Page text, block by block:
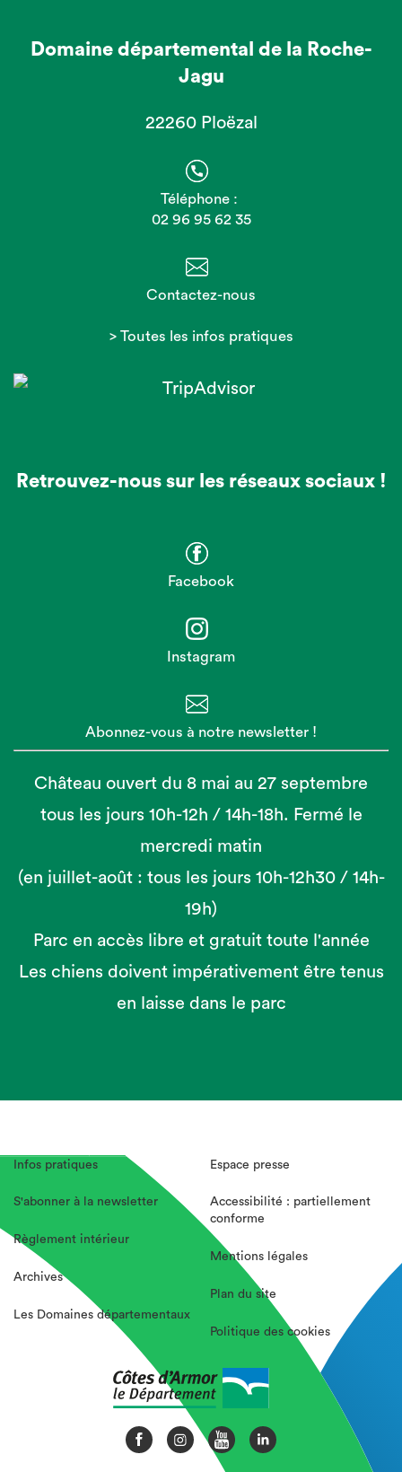
Domaine départemental de la Roche-
Jagu
22260 Ploëzal
Téléphone :
02 96 95 62 35
Contactez-nous
> Toutes les infos pratiques
Retrouvez-nous sur les réseaux sociaux !
Facebook
Instagram
Abonnez-vous à notre newsletter !
Château ouvert du 8 mai au 27 septembre
tous les jours 10h-12h / 14h-18h. Fermé le
mercredi matin
(en juillet-août : tous les jours 10h-12h30 / 14h-
19h)
Parc en accès libre et gratuit toute l'année
Les chiens doivent impérativement être tenus
en laisse dans le parc
Infos pratiques
S'abonner à la newsletter
Règlement intérieur
Archives
Les Domaines départementaux
Espace presse
Accessibilité : partiellement
conforme
Mentions légales
Plan du site
Politique des cookies